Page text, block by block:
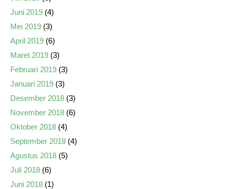
Juni 2019 (4)
Mei 2019 (3)
April 2019 (6)
Maret 2019 (3)
Februari 2019 (3)
Januari 2019 (3)
Desember 2018 (3)
November 2018 (6)
Oktober 2018 (4)
September 2018 (4)
Agustus 2018 (5)
Juli 2018 (6)
Juni 2018 (1)